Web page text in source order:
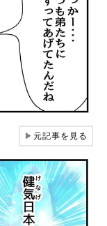
▶元記事を見る